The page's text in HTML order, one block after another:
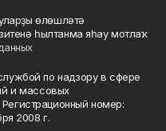
өлөшләтә
һылтанма яһау мотлаҡ.
по надзору в сфере
и массовых
номер:
2008 г.